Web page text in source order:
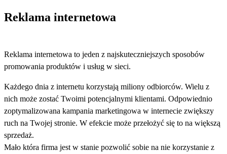
Reklama internetowa
Reklama internetowa to jeden z najskuteczniejszych sposobów
promowania produktów i usług w sieci.
Każdego dnia z internetu korzystają miliony odbiorców. Wielu z
nich może zostać Twoimi potencjalnymi klientami. Odpowiednio
zoptymalizowana kampania marketingowa w internecie zwiększy
ruch na Twojej stronie. W efekcie może przełożyć się to na większą
sprzedaż.
Mało która firma jest w stanie pozwolić sobie na nie korzystanie z